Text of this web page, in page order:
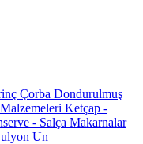
Çorba Dondurulmuş
Ketçap -
- Salça Makarnalar
Un